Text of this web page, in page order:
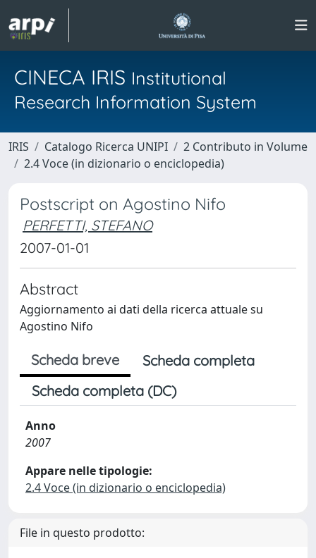
CINECA IRIS Institutional
Research Information System
IRIS Catalogo Ricerca UNIPI
2 Contributo in Volume
2.4 Voce (in dizionario o enciclopedia)
Postscript on Agostino Nifo
PERFETTI, STEFANO
2007-01-01
Abstract
Aggiornamento ai dati della ricerca attuale su
Agostino Nifo
Scheda breve
Scheda completa
Scheda completa (DC)
Anno
2007
Appare nelle tipologie:
2.4 Voce (in dizionario o enciclopedia)
File in questo prodotto: